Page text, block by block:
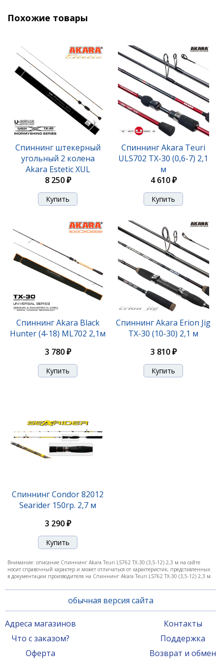
Спиннинг Akara Teuri HS902 TX-30 (21-56) 2,7 м
5 750 ₽
Спиннинг Akara Teuri LS702 TX-30 (3,5-12) 2,1 м
Похожие товары
Спиннинг штекерный
угольный 2 колена
Akara Estetic XUL
E602XUL-180
8 250 ₽
Спиннинг Akara Teuri
ULS702 TX-30 (0,6-7) 2,1
м
4 610 ₽
Спиннинг Akara Black
Hunter (4-18) ML702 2,1м
3 780 ₽
Спиннинг Akara Erion Jig
TX-30 (10-30) 2,1 м
3 810 ₽
Спиннинг Condor 82012
Searider 150гр. 2,7 м
3 290 ₽
Внимание: описание Спиннинг Akara Teuri LS762 TX-30 (3,5-12) 2,3 м на сайте
носит справочный характер и может отличаться от характеристик, представленных
в документации производителя на Спиннинг Akara Teuri LS762 TX-30 (3,5-12) 2,3 м.
обычная версия сайта
Адреса магазинов
Что с заказом?
Оферта
Контакты
Поддержка
Возврат и обмен